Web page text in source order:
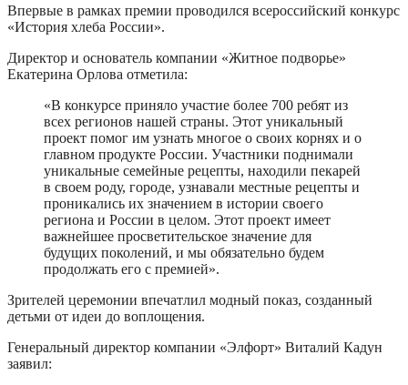
Впервые в рамках премии проводился всероссийский конкурс
«История хлеба России».
Директор и основатель компании «Житное подворье»
Екатерина Орлова отметила:
«В конкурсе приняло участие более 700 ребят из
всех регионов нашей страны. Этот уникальный
проект помог им узнать многое о своих корнях и о
главном продукте России. Участники поднимали
уникальные семейные рецепты, находили пекарей
в своем роду, городе, узнавали местные рецепты и
проникались их значением в истории своего
региона и России в целом. Этот проект имеет
важнейшее просветительское значение для
будущих поколений, и мы обязательно будем
продолжать его с премией».
Зрителей церемонии впечатлил модный показ, созданный
детьми от идеи до воплощения.
Генеральный директор компании «Элфорт» Виталий Кадун
заявил: